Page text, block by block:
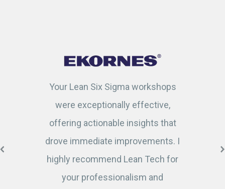
Your Lean Six Sigma workshops
were exceptionally effective,
offering actionable insights that
drove immediate improvements. I
highly recommend Lean Tech for
your professionalism and